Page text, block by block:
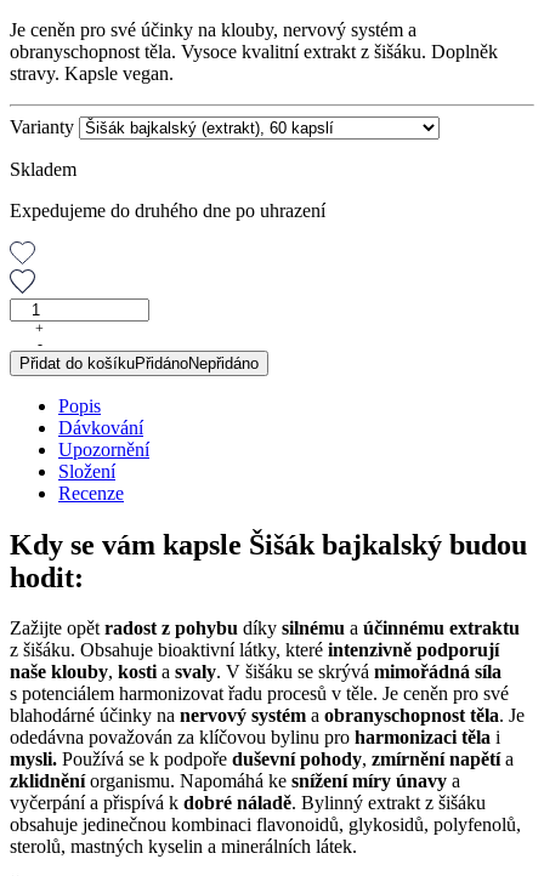
Je ceněn pro své účinky na klouby, nervový systém a
obranyschopnost těla. Vysoce kvalitní extrakt z šišáku. Doplněk
stravy. Kapsle vegan.
Varianty
Skladem
Expedujeme do druhého dne po uhrazení
Šišák
bajkalský
(extrakt),
60
množství
+
-
Přidat do košíkuPřidánoNepřidáno
Popis
Dávkování
Upozornění
Složení
Recenze
Kdy se vám kapsle Šišák bajkalský budou
hodit:
Zažijte opětradost z pohybu díky silnému a účinnému extraktu
z šišáku. Obsahuje bioaktivní látky, které intenzivně podporují
naše klouby, kostia svaly. V šišáku se skrývá mimořádná síla
s potenciálem harmonizovat řadu procesů v těle. Je ceněn pro své
blahodárné účinky na nervový systém a obranyschopnost těla. Je
odedávna považován za klíčovou bylinu pro harmonizaci těla i
mysli. Používá se k podpoře duševní pohody, zmírnění napětía
zklidněníorganismu. Napomáhá ke snížení míry únavy a
vyčerpání a přispívá k dobré náladě. Bylinný extrakt z šišáku
obsahuje jedinečnou kombinaci flavonoidů, glykosidů, polyfenolů,
sterolů, mastných kyselin a minerálních látek.